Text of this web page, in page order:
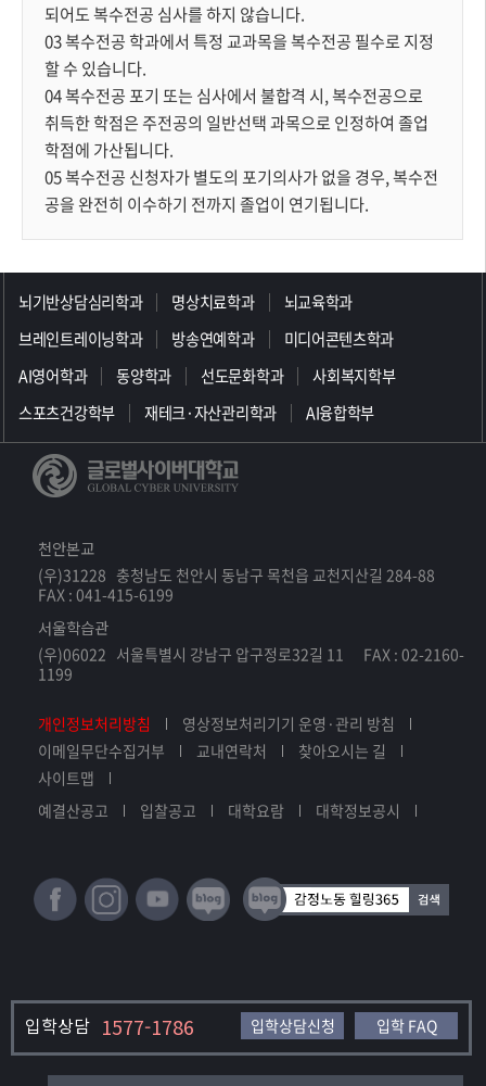
되어도 복수전공 심사를 하지 않습니다.
03 복수전공 학과에서 특정 교과목을 복수전공 필수로 지정
할 수 있습니다.
04 복수전공 포기 또는 심사에서 불합격 시, 복수전공으로
취득한 학점은 주전공의 일반선택 과목으로 인정하여 졸업
학점에 가산됩니다.
05 복수전공 신청자가 별도의 포기의사가 없을 경우, 복수전
공을 완전히 이수하기 전까지 졸업이 연기됩니다.
뇌기반상담심리학과 명상치료학과
뇌교육학과
브레인트레이닝학과
방송연예학과
미디어콘텐츠학과
AI영어학과
동양학과 선도문화학과
사회복지학부
스포츠건강학부
재테크·자산관리학과 AI융합학부
천안본교
(우)31228 충청남도 천안시 동남구 목천읍 교천지산길 284-88
FAX : 041-415-6199
서울학습관
(우)06022 서울특별시 강남구 압구정로32길 11 FAX : 02-2160-
1199
개인정보처리방침
영상정보처리기기 운영·관리 방침
이메일무단수집거부
교내연락처
찾아오시는 길
사이트맵
예결산공고
입찰공고 대학요람 대학정보공시
입학상담 1577-1786 입학상담신청 입학 FAQ